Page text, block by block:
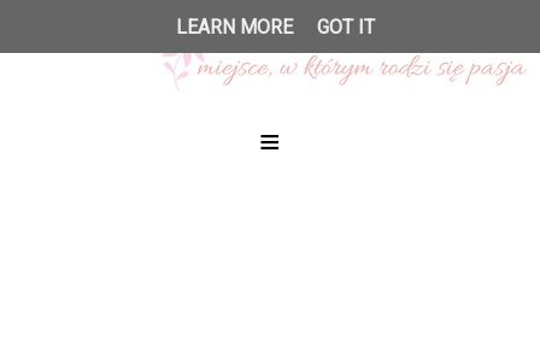
≡
LEARN MORE
GOT IT